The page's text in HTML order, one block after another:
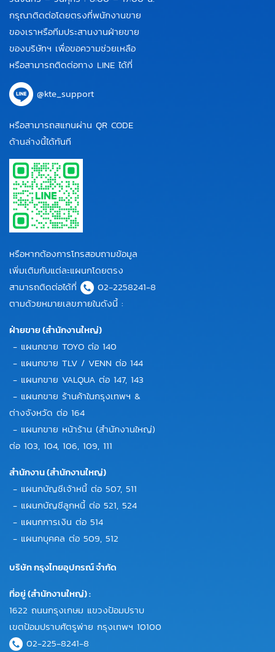
กรุณาติดต่อโดยตรงที่พนักงานขาย
ของเราหรือทีมประสานงานฝ่ายขาย
ของบริษัทฯ เพื่อขอความช่วยเหลือ
หรือสามารถติดต่อทาง LINE ได้ที่
@kte_support
หรือสามารถสแกนผ่าน QR CODE
ด้านล่างนี้ได้ทันที
หรือหากต้องการโทรสอบถามข้อมูล
เพิ่มเติมกับแต่ละแผนกโดยตรง
สามารถติดต่อได้ที่
02-2258241-8
ตามด้วยหมายเลขภายในดังนี้ :
ฝ่ายขาย (สำนักงานใหญ่)
- แผนกขาย TOYO ต่อ 140
- แผนกขาย TLV / VENN ต่อ 144
- แผนกขาย VALQUA ต่อ 147, 143
- แผนกขาย ร้านค้าในกรุงเทพฯ &
ต่างจังหวัด ต่อ 164
- แผนกขาย หน้าร้าน (สำนักงานใหญ่)
ต่อ 103, 104, 106, 109, 111
สำนักงาน (สำนักงานใหญ่)
- แผนกบัญชีเจ้าหนี้ ต่อ 507, 511
- แผนกบัญชีลูกหนี้ ต่อ 521, 524
- แผนกการเงิน ต่อ 514
- แผนกบุคคล ต่อ 509, 512
บริษัท กรุงไทยอุปกรณ์ จำกัด
ที่อยู่ (สำนักงานใหญ่) :
1622 ถนนกรุงเกษม แขวงป้อมปราบ
เขตป้อมปราบศัตรูพ่าย กรุงเทพฯ 10100
02-225-8241-8